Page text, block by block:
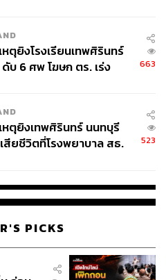
หตุยิงโรงเรียนเทพศิรินทร์
บ 6 ศพ โฆษก ตร. เร่ง
663
หตุยิงเทพศิรินทร์ นนทบุรี
เสียชีวิตที่โรงพยาบาล สธ.
523
PICKS